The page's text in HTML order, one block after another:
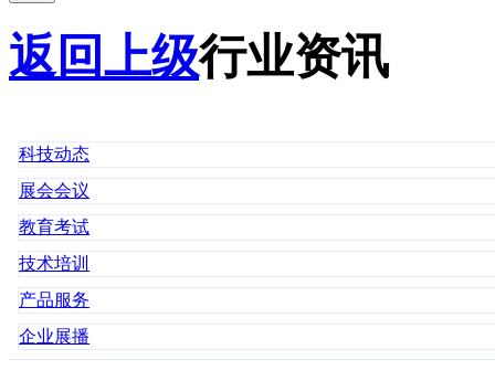
返回上级行业资讯
科技动态
展会会议
教育考试
技术培训
产品服务
企业展播